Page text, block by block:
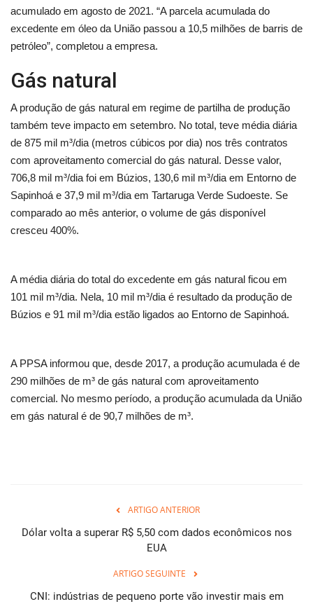
acumulado em agosto de 2021. “A parcela acumulada do
excedente em óleo da União passou a 10,5 milhões de barris de
petróleo”, completou a empresa.
Gás natural
A produção de gás natural em regime de partilha de produção
também teve impacto em setembro. No total, teve média diária
de 875 mil m³/dia (metros cúbicos por dia) nos três contratos
com aproveitamento comercial do gás natural. Desse valor,
706,8 mil m³/dia foi em Búzios, 130,6 mil m³/dia em Entorno de
Sapinhoá e 37,9 mil m³/dia em Tartaruga Verde Sudoeste. Se
comparado ao mês anterior, o volume de gás disponível
cresceu 400%.
A média diária do total do excedente em gás natural ficou em
101 mil m³/dia. Nela, 10 mil m³/dia é resultado da produção de
Búzios e 91 mil m³/dia estão ligados ao Entorno de Sapinhoá.
A PPSA informou que, desde 2017, a produção acumulada é de
290 milhões de m³ de gás natural com aproveitamento
comercial. No mesmo período, a produção acumulada da União
em gás natural é de 90,7 milhões de m³.
ARTIGO ANTERIOR
Dólar volta a superar R$ 5,50 com dados econômicos nos
EUA
ARTIGO SEGUINTE
CNI: indústrias de pequeno porte vão investir mais em